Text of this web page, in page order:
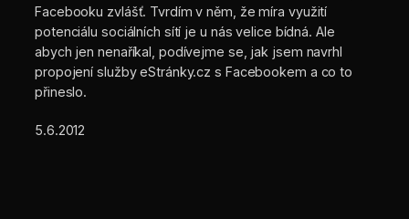
Facebooku zvlášť. Tvrdím v něm, že míra využití
potenciálu sociálních sítí je u nás velice bídná. Ale
abych jen nenaříkal, podívejme se, jak jsem navrhl
propojení služby eStránky.cz s Facebookem a co to
přineslo.
5.6.2012